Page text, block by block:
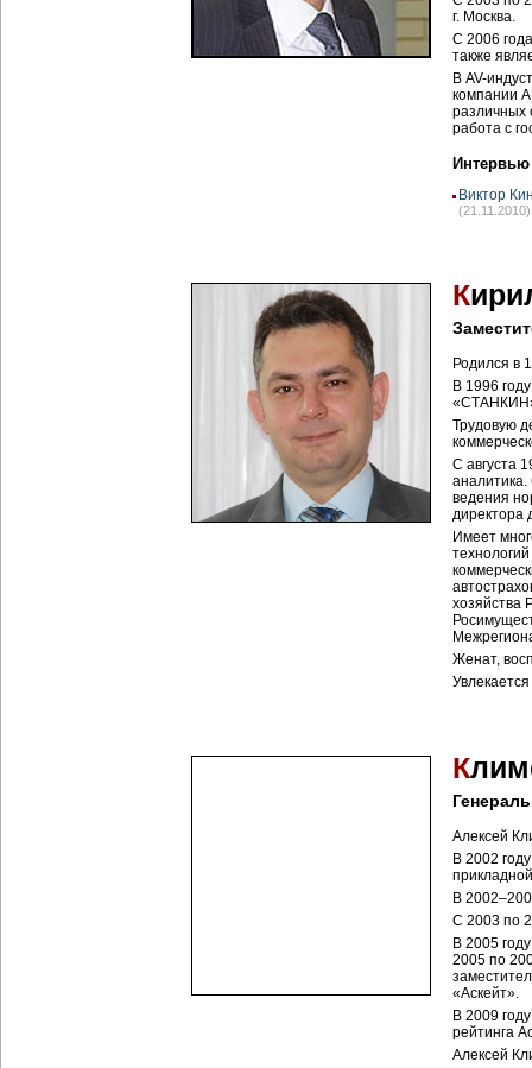
г. Москва.
С 2006
также
В AV-
компании
различных
работа с
Интервью
Виктор
(21.11.2010)
К
Родился в
В 1996
Трудовую
С августа
аналитика.
ведения
директора
Имеет
хозяйства
Женат,
К
Алексей
В 2002
В
С 2003 по
В 2005
2005 по
«Аскейт».
В 2009
рейтинга
Алексей